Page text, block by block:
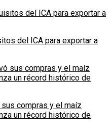
del ICA para exportar a
compras y el maíz
un récord histórico de